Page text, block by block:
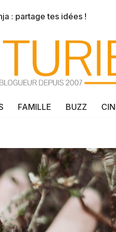
: partage tes idées !
FAMILLE BUZZ